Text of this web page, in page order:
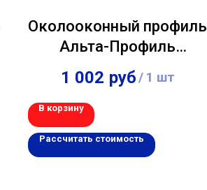
Околооконный профиль
Альта-Профиль
Гранатовый 3,00м
1 002 руб/ 1 шт
В корзину
Рассчитать стоимость